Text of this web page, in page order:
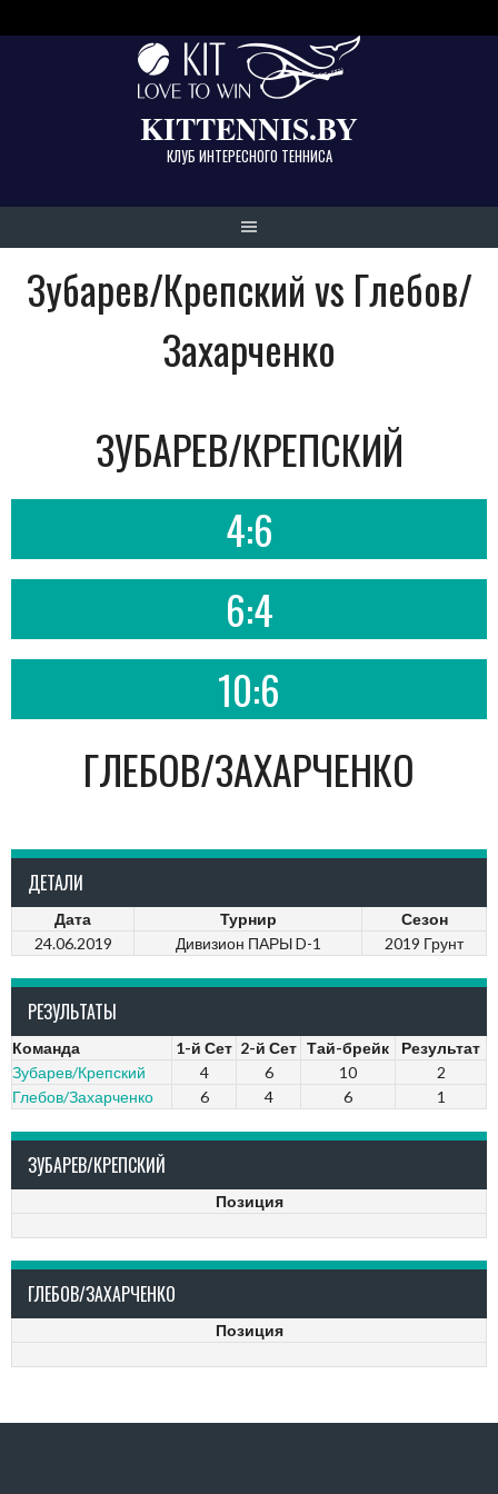
KITTENNIS.BY
КЛУБ ИНТЕРЕСНОГО ТЕННИСА
Зубарев/Крепский vs Глебов/
Захарченко
ЗУБАРЕВ/КРЕПСКИЙ
4:6
6:4
10:6
ГЛЕБОВ/ЗАХАРЧЕНКО
ДЕТАЛИ
Дата Турнир
Сезон
24.06.2019
Дивизион ПАРЫ D-1 2019 Грунт
РЕЗУЛЬТАТЫ
Команда 1-й Сет 2-й Сет Тай-брейк
Результат
Зубарев/Крепский
4 6 10
2
Глебов/Захарченко
6 4 6 1
ЗУБАРЕВ/КРЕПСКИЙ
Позиция
ГЛЕБОВ/ЗАХАРЧЕНКО
Позиция